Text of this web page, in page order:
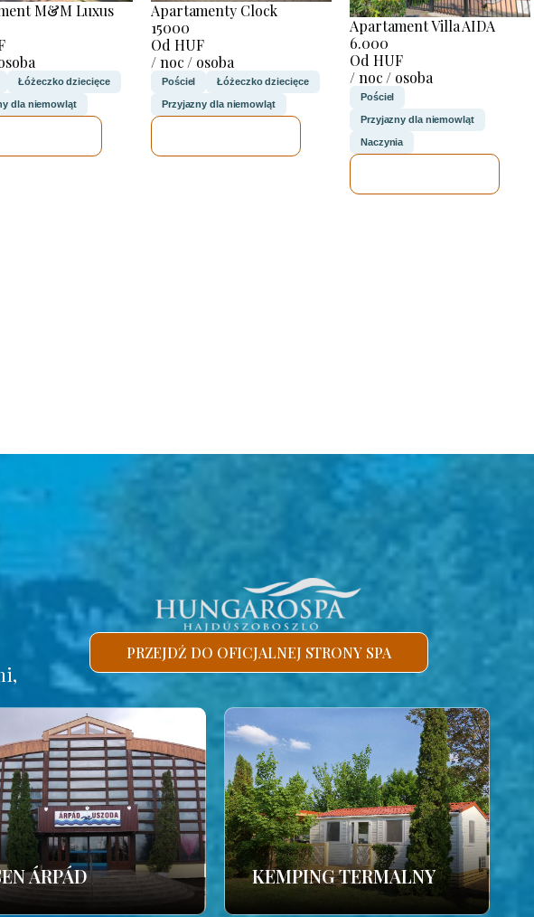
M&M Luxus
Łóżeczko dziecięce
dla niemowląt
Apartamenty Clock
15000
Od HUF
/ noc / osoba
Pościel Łóżeczko dziecięce
Przyjazny dla niemowląt
Apartament Villa AIDA
6.000
Od HUF
/ noc / osoba
Pościel
Przyjazny dla niemowląt
Naczynia
PRZEJDŹ DO OFICJALNEJ STRONY SPA
ÁRPÁD KEMPING TERMALNY